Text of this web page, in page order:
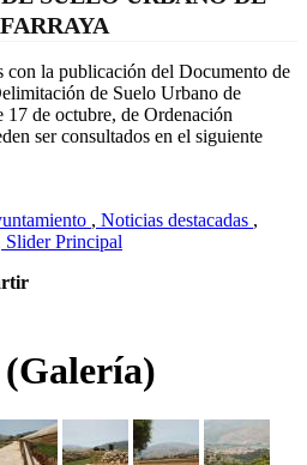
con la publicación del Documento de
de Suelo Urbano de
de octubre, de Ordenación
ser consultados en el siguiente
, Noticias destacadas ,
Slider Principal